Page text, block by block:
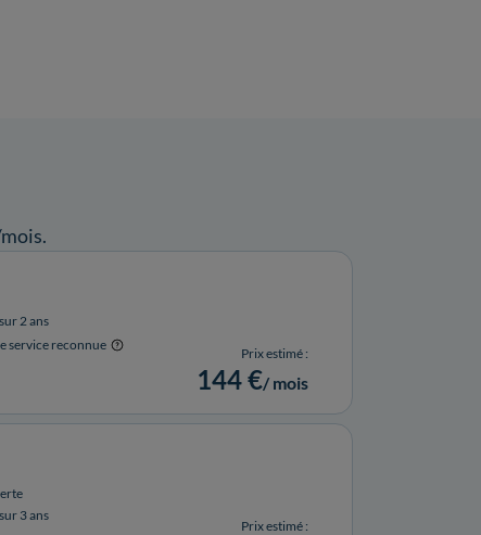
2 ans
service reconnue
Prix estimé :
144 €/ mois
3 ans
Prix estimé :